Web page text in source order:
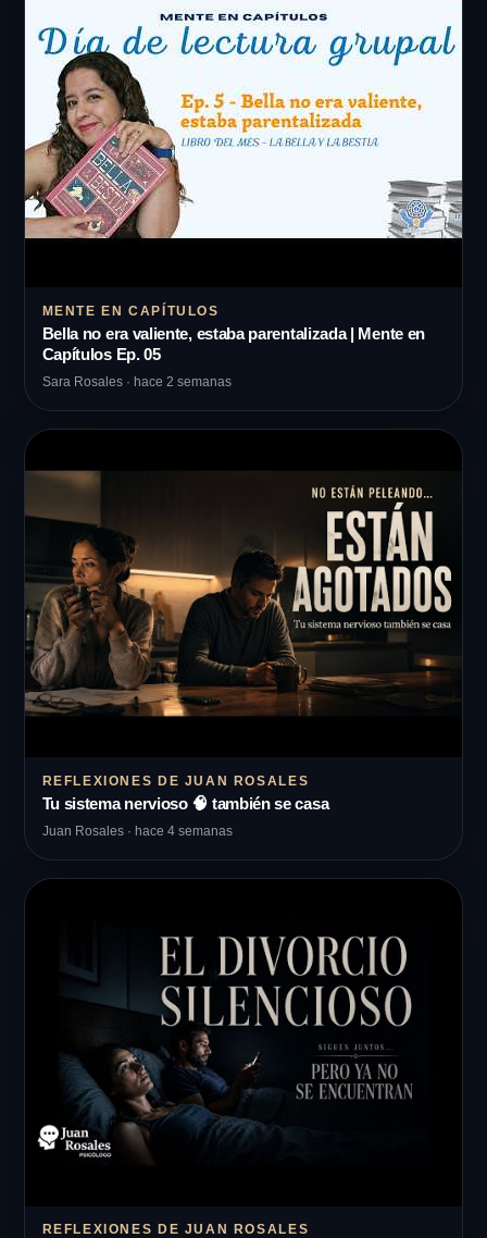
MENTE EN CAPÍTULOS
Bella no era valiente, estaba parentalizada | Mente en
Capítulos Ep. 05
Sara Rosales · hace 2 semanas
REFLEXIONES DE JUAN ROSALES
Tu sistema nervioso 🧠 también se casa
Juan Rosales · hace 4 semanas
REFLEXIONES DE JUAN ROSALES